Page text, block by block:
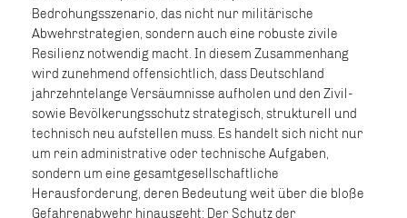
Bedrohungsszenario, das nicht nur militärische
Abwehrstrategien, sondern auch eine robuste zivile
Resilienz notwendig macht. In diesem Zusammenhang
wird zunehmend offensichtlich, dass Deutschland
jahrzehntelange Versäumnisse aufholen und den Zivil-
sowie Bevölkerungsschutz strategisch, strukturell und
technisch neu aufstellen muss. Es handelt sich nicht nur
um rein administrative oder technische Aufgaben,
sondern um eine gesamtgesellschaftliche
Herausforderung, deren Bedeutung weit über die bloße
Gefahrenabwehr hinausgeht: Der Schutz der